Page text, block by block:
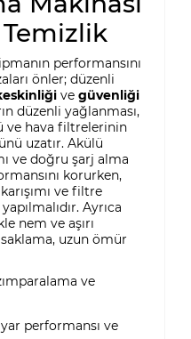
performansını
önler; düzenli
ve güvenliği
düzenli yağlanması,
hava filtrelerinin
uzatır. Akülü
ve doğru şarj alma
korurken,
ve filtre
Ayrıca
nem ve aşırı
uzun ömür
ve
performansı ve